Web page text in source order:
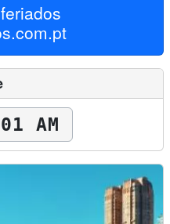
AM